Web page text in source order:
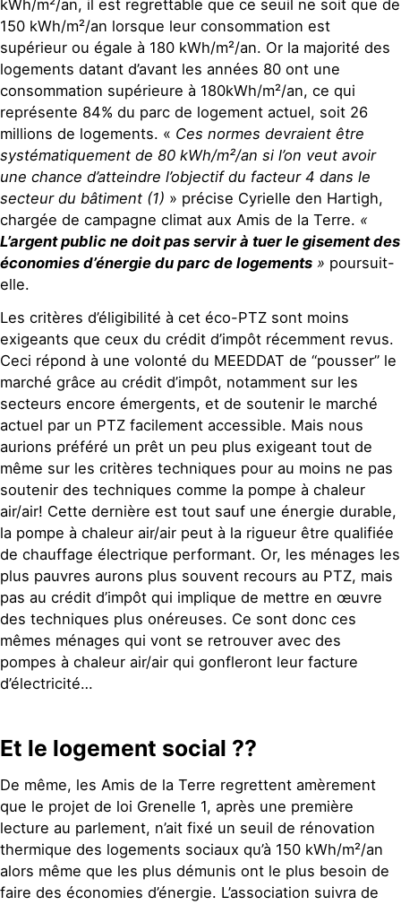
kWh/m²/an, il est regrettable que ce seuil ne soit que de
150 kWh/m²/an lorsque leur consommation est
supérieur ou égale à 180 kWh/m²/an. Or la majorité des
logements datant d’avant les années 80 ont une
consommation supérieure à 180kWh/m²/an, ce qui
représente 84% du parc de logement actuel, soit 26
millions de logements. « Ces normes devraient être
systématiquement de 80 kWh/m²/an si l’on veut avoir
une chance d’atteindre l’objectif du facteur 4 dans le
secteur du bâtiment (1) » précise Cyrielle den Hartigh,
chargée de campagne climat aux Amis de la Terre. «
L’argent public ne doit pas servir à tuer le gisement des
économies d’énergie du parc de logements » poursuit-
elle.
Les critères d’éligibilité à cet éco-PTZ sont moins
exigeants que ceux du crédit d’impôt récemment revus.
Ceci répond à une volonté du MEEDDAT de “pousser” le
marché grâce au crédit d’impôt, notamment sur les
secteurs encore émergents, et de soutenir le marché
actuel par un PTZ facilement accessible. Mais nous
aurions préféré un prêt un peu plus exigeant tout de
même sur les critères techniques pour au moins ne pas
soutenir des techniques comme la pompe à chaleur
air/air! Cette dernière est tout sauf une énergie durable,
la pompe à chaleur air/air peut à la rigueur être qualifiée
de chauffage électrique performant. Or, les ménages les
plus pauvres aurons plus souvent recours au PTZ, mais
pas au crédit d’impôt qui implique de mettre en œuvre
des techniques plus onéreuses. Ce sont donc ces
mêmes ménages qui vont se retrouver avec des
pompes à chaleur air/air qui gonfleront leur facture
d’électricité…
Et le logement social ??
De même, les Amis de la Terre regrettent amèrement
que le projet de loi Grenelle 1, après une première
lecture au parlement, n’ait fixé un seuil de rénovation
thermique des logements sociaux qu’à 150 kWh/m²/an
alors même que les plus démunis ont le plus besoin de
faire des économies d’énergie. L’association suivra de